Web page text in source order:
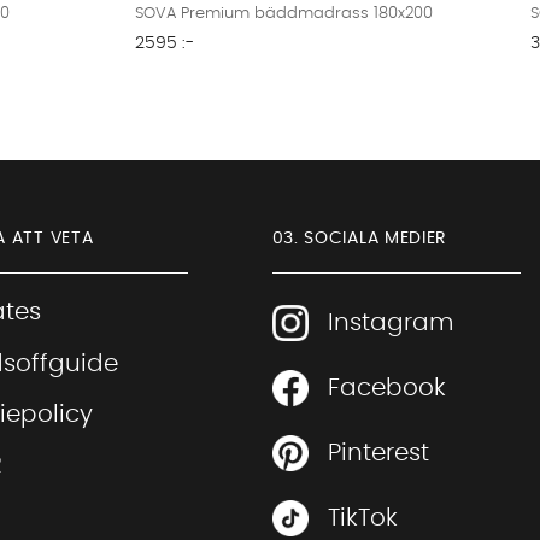
SOVA Premium bäddmadrass 180x200
2595 :-
ATT VETA 03. SOCIALA MEDIER
Instagram
Facebook
Pinterest
TikTok